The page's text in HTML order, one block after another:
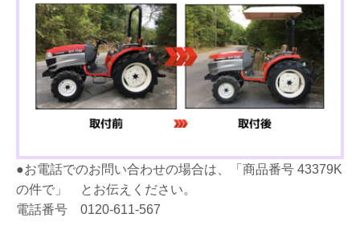
●お電話でのお問い合わせの場合は、「商品番号 43379K
の件で」 とお伝えください。
電話番号 0120-611-567